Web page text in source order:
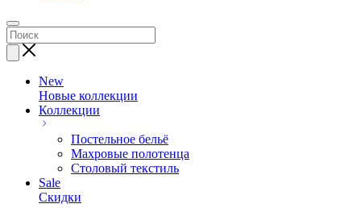
New
Новые коллекции
Коллекции
Постельное бельё
Махровые полотенца
Столовый текстиль
Sale
Скидки